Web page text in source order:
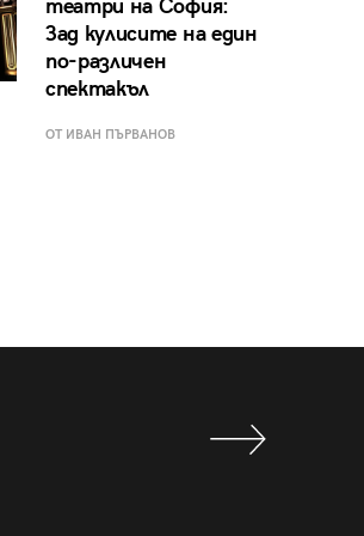
театри на София:
Зад кулисите на един
по-различен
спектакъл
ОТ ИВАН ПЪРВАНОВ